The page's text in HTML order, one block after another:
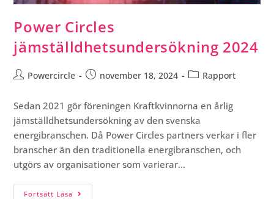
Power Circles
jämställdhetsundersökning 2024
Powercircle november 18, 2024 Rapport
Sedan 2021 gör föreningen Kraftkvinnorna en årlig
jämställdhetsundersökning av den svenska
energibranschen. Då Power Circles partners verkar i fler
branscher än den traditionella energibranschen, och
utgörs av organisationer som varierar…
Fortsätt Läsa